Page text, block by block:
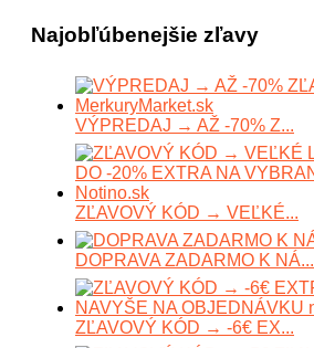
Najobľúbenejšie zľavy
VÝPREDAJ → AŽ -70% Z...
ZĽAVOVÝ KÓD → VEĽKÉ...
DOPRAVA ZADARMO K NÁ...
ZĽAVOVÝ KÓD → -6€ EX...